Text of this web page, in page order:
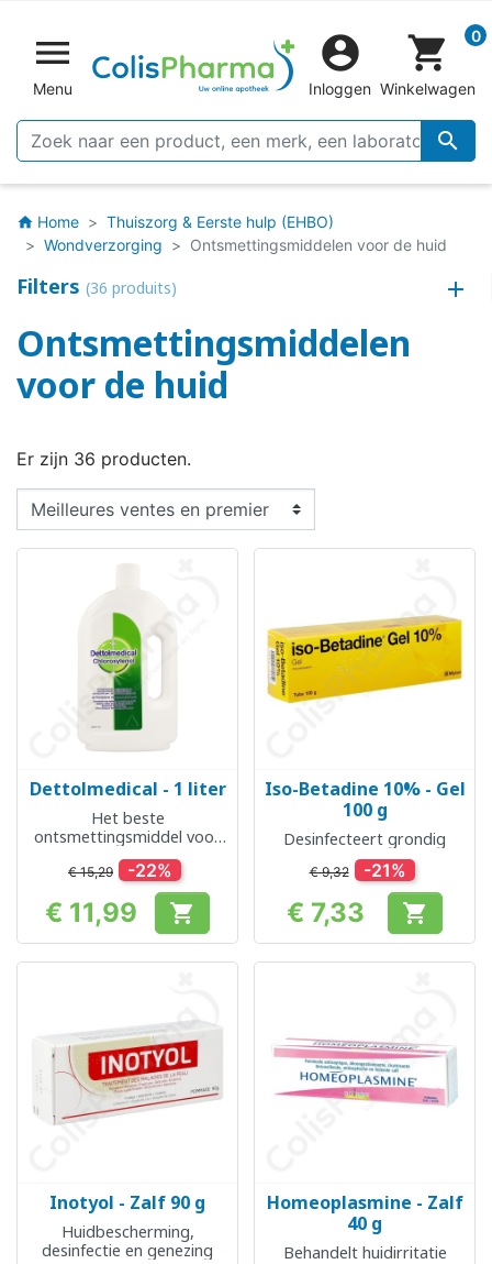

Menu


Inloggen
shopping_cart 0
Winkelwagen
home Home
Thuiszorg & Eerste hulp (EHBO)
Wondverzorging
Ontsmettingsmiddelen voor de huid
Filters (36 produits)
Ontsmettingsmiddelen
voor de huid
Er zijn 36 producten.
Dettolmedical - 1 liter
Het beste
ontsmettingsmiddel voor
thuis
€ 15,29 -22%
Prijs
€ 11,99 
Iso-Betadine 10% - Gel
100 g
Desinfecteert grondig
€ 9,32 -21%
Prijs
€ 7,33 
Inotyol - Zalf 90 g
Huidbescherming,
desinfectie en genezing
Homeoplasmine - Zalf
40 g
Behandelt huidirritatie